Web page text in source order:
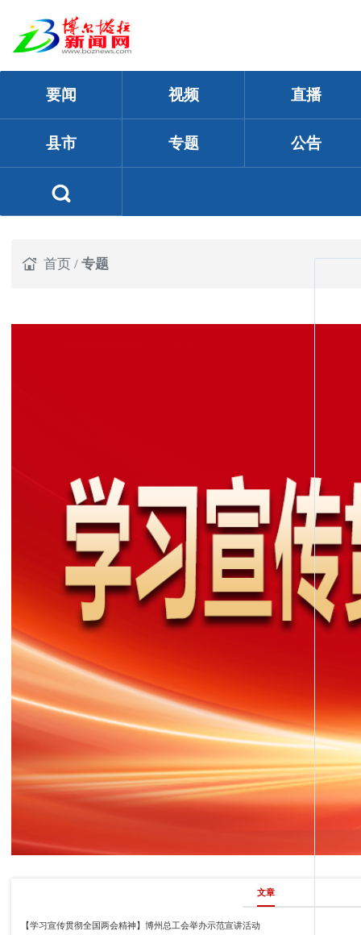
要闻 视频 直播
县市 专题 公告
首页 / 专题
文章
【学习宣传贯彻全国两会精神】博州总工会举办示范宣讲活动